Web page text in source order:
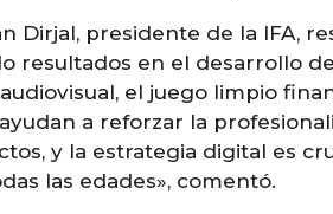
Dirjal, presidente de la IFA,
resultados en el desarrollo
el juego limpio
a reforzar la
y la estrategia digital es
las edades», comentó.